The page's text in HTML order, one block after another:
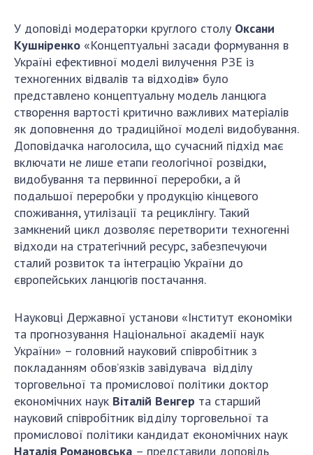
У доповіді модераторки круглого столу Оксани
Кушніренко «Концептуальні засади формування в
Україні ефективної моделі вилучення РЗЕ із
техногенних відвалів та відходів» було
представлено концептуальну модель ланцюга
створення вартості критично важливих матеріалів
як доповнення до традиційної моделі видобування.
Доповідачка наголосила, що сучасний підхід має
включати не лише етапи геологічної розвідки,
видобування та первинної переробки, а й
подальшої переробки у продукцію кінцевого
споживання, утилізації та рециклінгу. Такий
замкнений цикл дозволяє перетворити техногенні
відходи на стратегічний ресурс, забезпечуючи
сталий розвиток та інтеграцію України до
європейських ланцюгів постачання.
Науковці Державної установи «Інститут економіки
та прогнозування Національної академії наук
України» – головний науковий співробітник з
покладанням обов’язків завідувача відділу
торговельної та промислової політики доктор
економічних наук Віталій Венгер та старший
науковий співробітник відділу торговельної та
промислової політики кандидат економічних наук
Наталія Романовська – представили доповідь